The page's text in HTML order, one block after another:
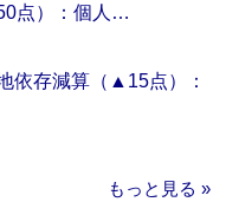
点）：個人…
依存減算（▲15点）：
もっと見る »